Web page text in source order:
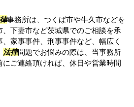
事務所は、つくば市や牛久市などを
下妻市など茨城県でのご相談を承
家事事件、刑事事件など、幅広く
法律問題でお悩みの際は、当事務所
にご連絡頂ければ、休日や営業時間